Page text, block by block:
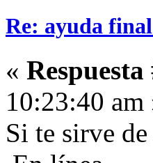
Re: ayuda
« Respuesta
10:23:40 am
Si te sirve